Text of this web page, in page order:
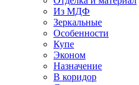
Из МДФ
Зеркальные
Особенности
Купе
Эконом
Назначение
В коридор